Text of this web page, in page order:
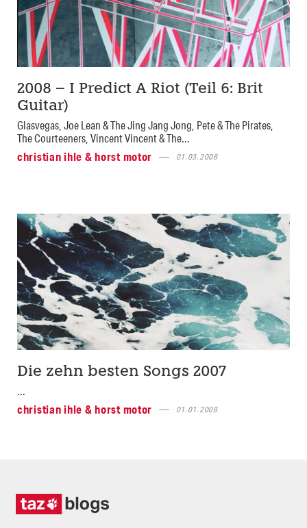
2008 – I Predict A Riot (Teil 6: Brit
Guitar)
Glasvegas, Joe Lean & The Jing Jang Jong, Pete & The Pirates,
The Courteeners, Vincent Vincent & The...
christian ihle & horst motor
01.03.2008
Die zehn besten Songs 2007
...
christian ihle & horst motor
01.01.2008